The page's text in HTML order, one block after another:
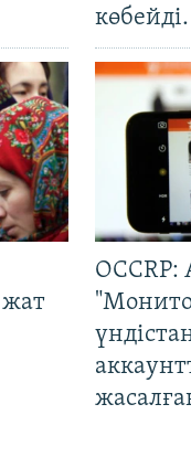
жат